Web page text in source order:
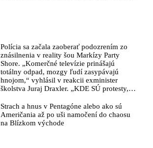
Polícia sa začala zaoberať podozrením zo
znásilnenia v reality šou Markízy Party
Shore. „Komerčné televízie prinášajú
totálny odpad, mozgy ľudí zasypávajú
hnojom,“ vyhlásil v reakcii exminister
školstva Juraj Draxler. „KDE SÚ protesty,
pracovníkov?“ spýtal sa
Strach a hnus v Pentagóne alebo ako sú
Američania až po uši namočení do chaosu
na Blízkom východe